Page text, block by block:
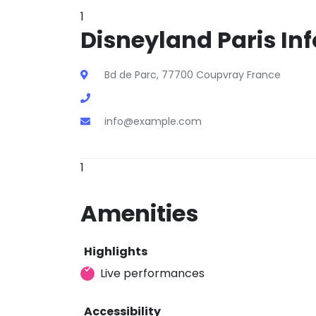
1
Disneyland Paris
Bd de Parc, 77700 Coupvray France
info@example.com
1
Amenities
Highlights
Live performances
Accessibility